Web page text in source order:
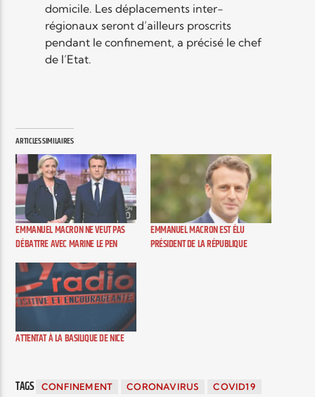
domicile. Les déplacements inter-
régionaux seront d’ailleurs proscrits
pendant le confinement, a précisé le chef
de l’Etat.
ARTICLES SIMILAIRES
EMMANUEL MACRON NE VEUT PAS
DÉBATTRE AVEC MARINE LE PEN
EMMANUEL MACRON EST ÉLU
PRÉSIDENT DE LA RÉPUBLIQUE
ATTENTAT À LA BASILIQUE DE NICE
TAGS CONFINEMENT CORONAVIRUS COVID19